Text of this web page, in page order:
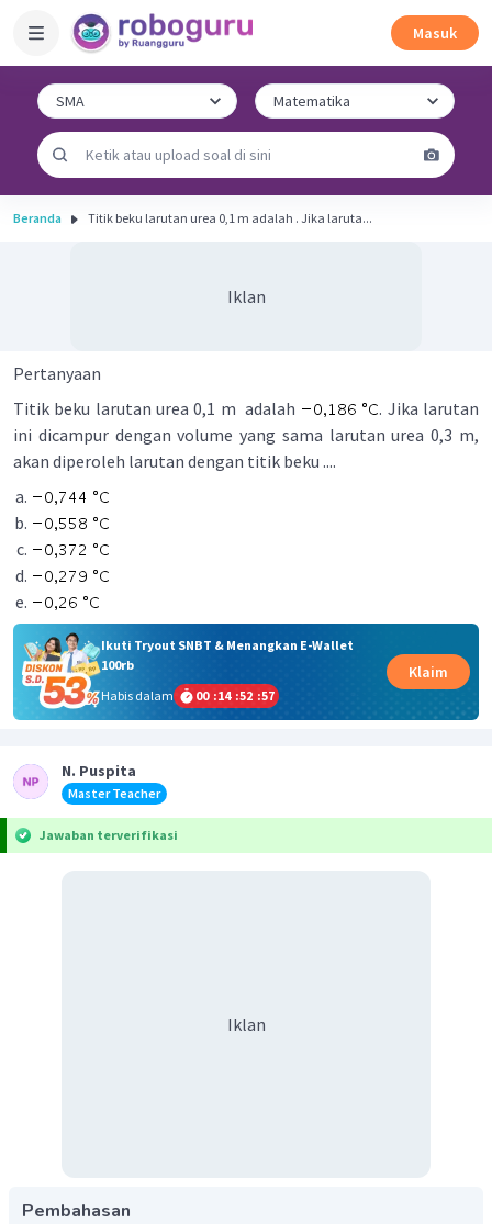
Masuk
Beranda Titik beku larutan urea 0,1 m adalah . Jika laruta...
Iklan
Pertanyaan
Titik beku larutan urea 0,1 m adalah
. Jika larutan
ini dicampur dengan volume yang sama larutan urea 0,3 m,
akan diperoleh larutan dengan titik beku ....
Ikuti Tryout SNBT & Menangkan E-Wallet
100rb
Habis dalam
00 :14 :52 :57
Klaim
N. Puspita
Master Teacher
Jawaban terverifikasi
Iklan
Pembahasan